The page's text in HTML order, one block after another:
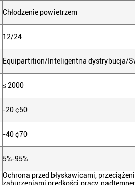
Chłodzenie powietrzem
12/24
Equipartition/Inteligentna dystrybucja/
≤ 2000
-20 ¢50
-40 ¢70
5%-95%
Ochrona przed błyskawicami,